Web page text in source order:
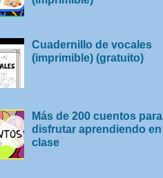
Cuadernillo de vocales
(imprimible) (gratuito)
Más de 200 cuentos para
disfrutar aprendiendo en
clase